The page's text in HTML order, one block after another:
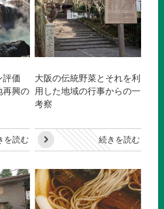
評価
再興の
を読む
大阪の伝統野菜とそれを利
用した地域の行事からの一
考察
続きを読む